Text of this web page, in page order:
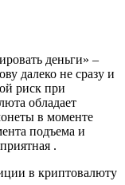
деньги» –
далеко не сразу и
риск при
обладает
в моменте
подъема и
.
в криптовалюту